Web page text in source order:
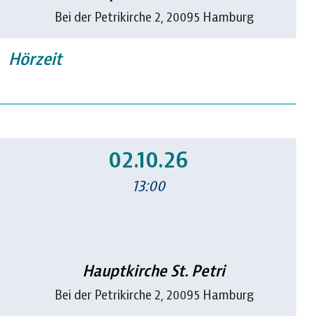
Bei der Petrikirche 2, 20095 Hamburg
Hörzeit
02.10.26
13:00
Hauptkirche St. Petri
Bei der Petrikirche 2, 20095 Hamburg